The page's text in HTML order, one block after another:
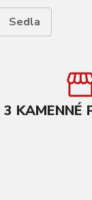
Sedla
3 KAMENNÉ